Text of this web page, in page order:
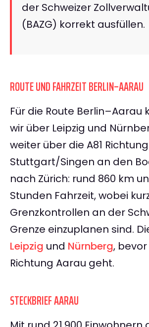
der Schweizer
(BAZG) korrekt ausfüllen.
ROUTE UND FAHRZEIT BERLIN–AARAU
Für die Route Berlin–Aarau
wir über Leipzig und
weiter über die A81 Richtung
Stuttgart/Singen an den
nach Zürich: rund 860 km
Stunden Fahrzeit, wobei
Grenzkontrollen an der
Grenze einzuplanen sind.
Leipzig und Nürnberg,
Richtung Aarau geht.
STECKBRIEF AARAU